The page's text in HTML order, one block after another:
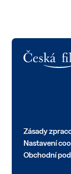
Zásady
Nastavení
Obchodní